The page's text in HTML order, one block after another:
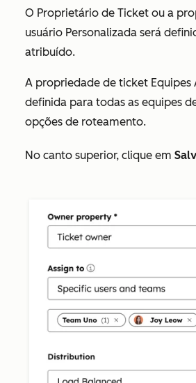
O Proprietário de Ticket ou a
usuário Personalizada será
atribuído.
A propriedade de ticket Equipes
definida para todas as equipes
opções de roteamento.
No canto superior, clique em